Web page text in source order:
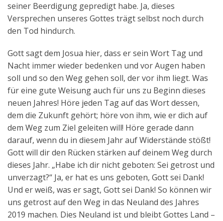
seiner Beerdigung gepredigt habe. Ja, dieses
Versprechen unseres Gottes trägt selbst noch durch
den Tod hindurch.
Gott sagt dem Josua hier, dass er sein Wort Tag und
Nacht immer wieder bedenken und vor Augen haben
soll und so den Weg gehen soll, der vor ihm liegt. Was
für eine gute Weisung auch für uns zu Beginn dieses
neuen Jahres! Höre jeden Tag auf das Wort dessen,
dem die Zukunft gehört; höre von ihm, wie er dich auf
dem Weg zum Ziel geleiten will! Höre gerade dann
darauf, wenn du in diesem Jahr auf Widerstände stößt!
Gott will dir den Rücken stärken auf deinem Weg durch
dieses Jahr. „Habe ich dir nicht geboten: Sei getrost und
unverzagt?“ Ja, er hat es uns geboten, Gott sei Dank!
Und er weiß, was er sagt, Gott sei Dank! So können wir
uns getrost auf den Weg in das Neuland des Jahres
2019 machen. Dies Neuland ist und bleibt Gottes Land –